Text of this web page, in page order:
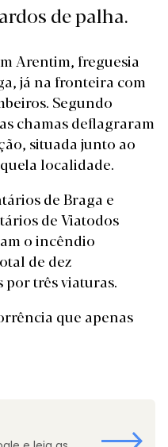
de palha.
Arentim, freguesia
já na fronteira com
Segundo
chamas deflagraram
situada junto ao
localidade.
de Braga e
de Viatodos
o incêndio
de dez
por três viaturas.
que apenas